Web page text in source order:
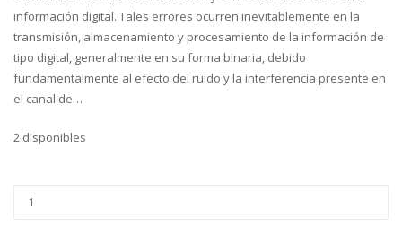
información digital. Tales errores ocurren inevitablemente en la
transmisión, almacenamiento y procesamiento de la información de
tipo digital, generalmente en su forma binaria, debido
fundamentalmente al efecto del ruido y la interferencia presente en
el canal de…
2 disponibles